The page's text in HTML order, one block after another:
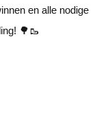
en alle nodige
🌳🥾